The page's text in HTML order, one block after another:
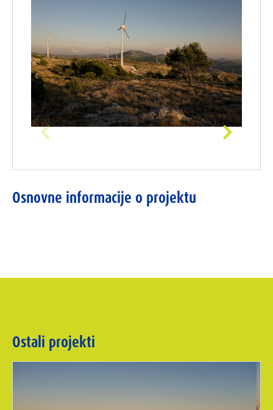
Osnovne informacije o projektu
Ostali projekti